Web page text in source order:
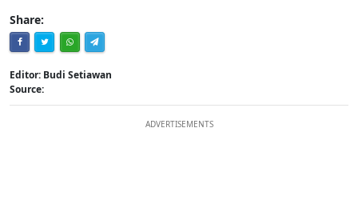
Share:
Editor: Budi Setiawan
Source:
ADVERTISEMENTS